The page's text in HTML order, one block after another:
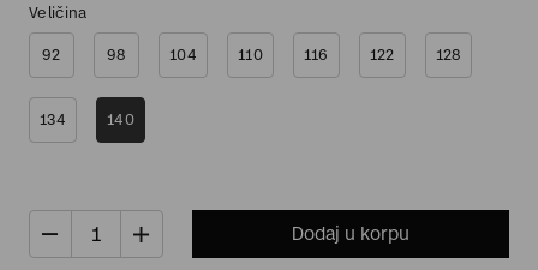
Veličina
92 98 104 110 116 122 128
134 140
Dodaj u korpu